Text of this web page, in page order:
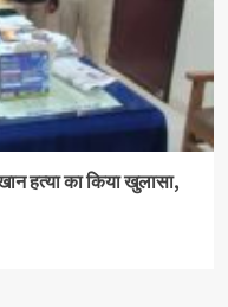
हत्या का किया खुलासा,